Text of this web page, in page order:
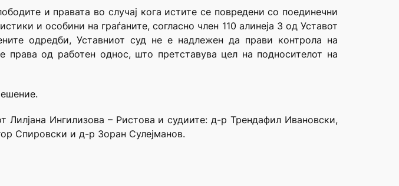
и правата во случај кога истите се повредени со поединечни
и особини на граѓаните, согласно член 110 алинеја 3 од Уставот
одредби, Уставниот суд не е надлежен да прави контрола на
од работен однос, што претставува цел на подносителот на
Ингилизова – Ристова и судиите: д-р Трендафил Ивановски,
Спировски и д-р Зоран Сулејманов.